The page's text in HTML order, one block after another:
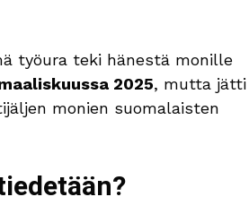
työura teki hänestä monille
2025, mutta jätti
monien suomalaisten